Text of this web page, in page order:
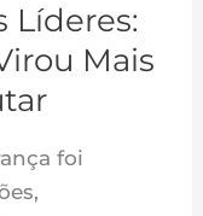
Líderes:
Mais
foi